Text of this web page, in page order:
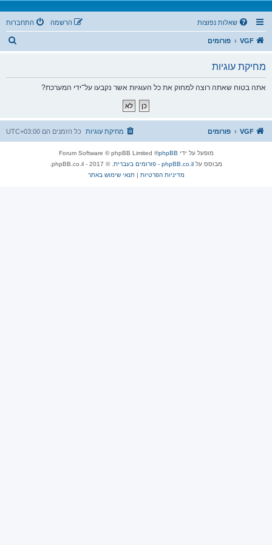
שאלות נפוצות התחברות הרשמה
VGF פורומים
מחיקת עוגיות
אתה בטוח שאתה רוצה למחוק את כל העוגיות אשר נקבעו על־ידי המערכת?
VGF פורומים כל הזמנים הם UTC+03:00 מחיקת עוגיות
מופעל על ידי phpBB
® Forum Software © phpBB Limited
מבוסס על phpBB.co.il - פורומים בעברית
. © 2017 - phpBB.co.il.
מדיניות הפרטיות |תנאי שימוש באתר